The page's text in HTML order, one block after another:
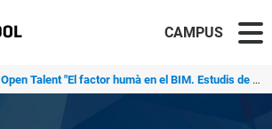
CAMPUS
Open Talent "El factor humà en el BIM. Estudis de cas."